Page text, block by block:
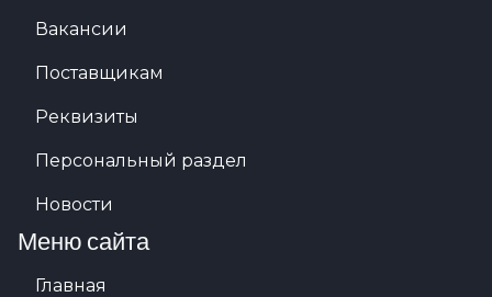
Вакансии
Поставщикам
Реквизиты
Персональный раздел
Новости
Меню сайта
Главная